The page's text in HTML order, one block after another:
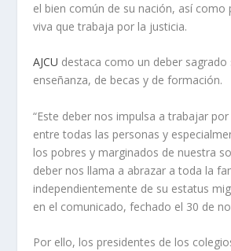
el bien común de su nación, así como
viva que trabaja por la justicia.
AJCU destaca como un deber sagrado
enseñanza, de becas y de formación.
“Este deber nos impulsa a trabajar
entre todas las personas y
los pobres y marginados de nuestra
deber nos llama a abrazar a toda la
independientemente de su estatus
en el comunicado, fechado el 30 de
Por ello, los presidentes de los